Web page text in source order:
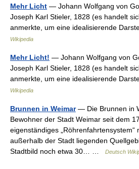
Mehr Licht — Johann Wolfgang von
Joseph Karl Stieler, 1828 (es handelt
anmerkte, um eine idealisierende
Wikipedia
Mehr Licht! — Johann Wolfgang von
Joseph Karl Stieler, 1828 (es handelt
anmerkte, um eine idealisierende
Wikipedia
Brunnen in Weimar— Die Brunnen in
Bewohner der Stadt Weimar seit dem
eigenständiges „Röhrenfahrtensystem“
außerhalb der Stadt liegenden
Stadtbild noch etwa 30… …
Deutsch